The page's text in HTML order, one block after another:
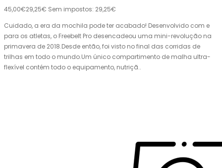
45,00€29,25€ Sem impostos: 29,25€
Cuidado, a era da mochila pode ter acabado! Desenvolvido com e
para os atletas, o Freebelt Pro desencadeou uma mini-revolução na
primavera de 2018.Desde então, foi visto no final das corridas de
trilhas em todo o mundo.Um único compartimento de malha ultra-
flexível contém todo o equipamento, nutriçã..